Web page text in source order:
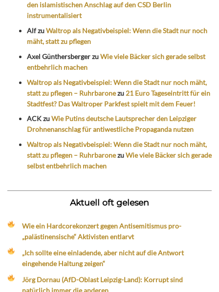
den islamistischen Anschlag auf den CSD Berlin
instrumentalisiert
AlfzuWaltrop als Negativbeispiel: Wenn die Stadt nur noch
mäht, statt zu pflegen
Axel GünthersbergerzuWie viele Bäcker sich gerade selbst
entbehrlich machen
Waltrop als Negativbeispiel: Wenn die Stadt nur noch mäht,
statt zu pflegen – Ruhrbaronezu 21 Euro Tageseintritt für ein
Stadtfest? Das Waltroper Parkfest spielt mit dem Feuer!
ACKzuWie Putins deutsche Lautsprecher den Leipziger
Drohnenanschlag für antiwestliche Propaganda nutzen
Waltrop als Negativbeispiel: Wenn die Stadt nur noch mäht,
statt zu pflegen – RuhrbaronezuWie viele Bäcker sich gerade
selbst entbehrlich machen
Aktuell oft gelesen
Wie ein Hardcorekonzert gegen Antisemitismus pro-
„palästinensische“ Aktivisten entlarvt
„Ich sollte eine einladende, aber nicht auf die Antwort
eingehende Haltung zeigen“
Jörg Dornau (AfD-Oblast Leipzig-Land): Korrupt sind